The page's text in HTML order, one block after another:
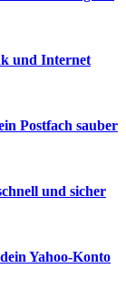
und Internet
Postfach sauber
und sicher
Yahoo-Konto